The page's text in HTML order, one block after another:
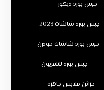
جبس بورد ديكور
جبس بورد شاشات 2023
جبس بورد شاشات مودرن
جبس بورد للتلفزيون
خزائن ملابس جاهزة